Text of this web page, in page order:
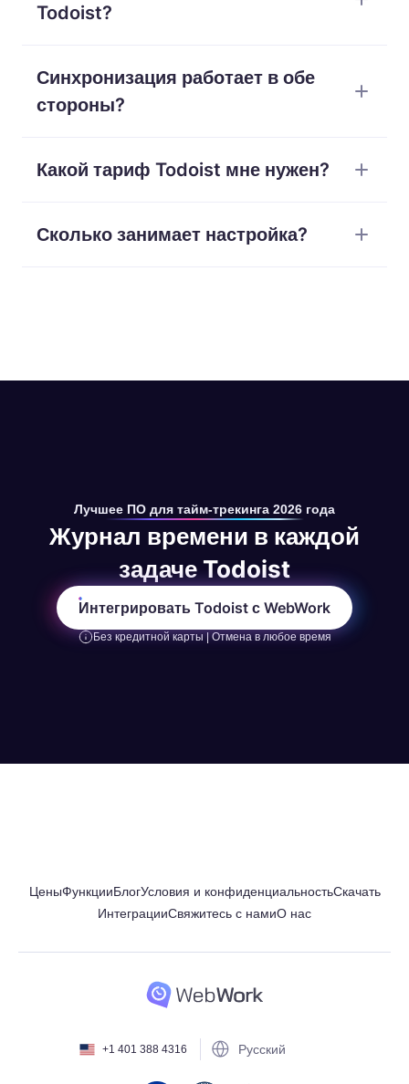
Todoist?
нём нет тайм-трекинга, поэтому он не скажет,
сколько заняла задача, что было оплачиваемым
ваших меток, аналитику фокуса и счета — не
Синхронизация работает в обе
стороны?
Todoist синхронизируются с WebWork в
виде комментария со ссылкой на полный
Какой тариф Todoist мне нужен?
Business. Автоматическое приглашение
Сколько занимает настройка?
Лучшее ПО для тайм-трекинга 2026 года
Журнал времени в каждой
задаче Todoist
Интегрировать Todoist с WebWork
Без кредитной карты | Отмена в любое время
ЦеныФункцииБлогУсловия и конфиденциальностьСкачать
ИнтеграцииСвяжитесь с намиО нас
+1 401 388 4316 Русский